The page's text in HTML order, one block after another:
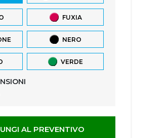
FUXIA
NERO
VERDE
AL PREVENTIVO